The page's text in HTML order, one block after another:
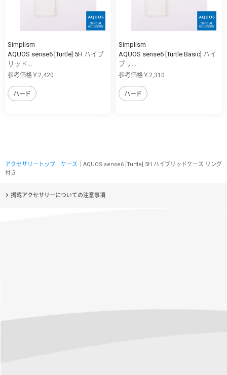
Simplism
AQUOS sense6 [Turtle] 5H ハイブ
リッド...
参考価格￥2,420
ハード
Simplism
AQUOS sense6 [Turtle Basic] ハイ
ブリ...
参考価格￥2,310
ハード
アクセサリートップ ケース ｜AQUOS sense6 [Turtle] 5H ハイブリッドケース リング
付き
掲載アクセサリーについての注意事項